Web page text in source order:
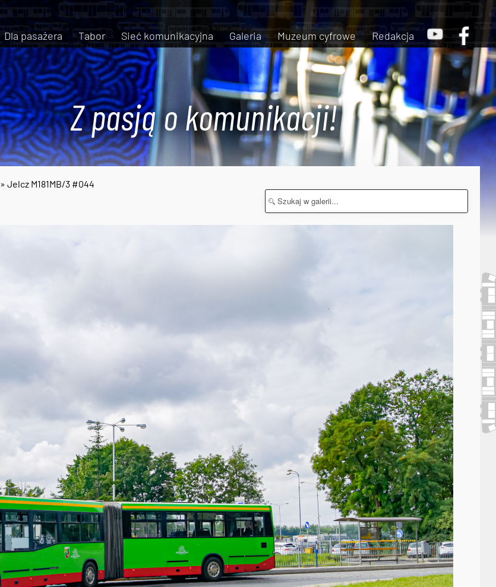
Dla pasażera Tabor Sieć komunikacyjna Galeria Muzeum cyfrowe Redakcja
Z pasją o komunikacji!
» Jelcz M181MB/3 #044